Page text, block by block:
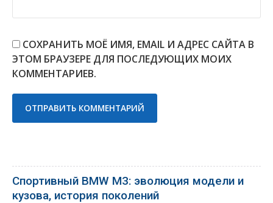
СОХРАНИТЬ МОЁ ИМЯ, EMAIL И АДРЕС САЙТА В
ЭТОМ БРАУЗЕРЕ ДЛЯ ПОСЛЕДУЮЩИХ МОИХ
КОММЕНТАРИЕВ.
Спортивный BMW M3: эволюция модели и
кузова, история поколений